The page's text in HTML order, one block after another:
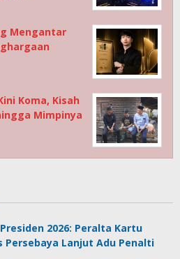
Mengantar
Koma, Kisah
Mimpinya
2026: Peralta Kartu
Persebaya Lanjut Adu Penalti